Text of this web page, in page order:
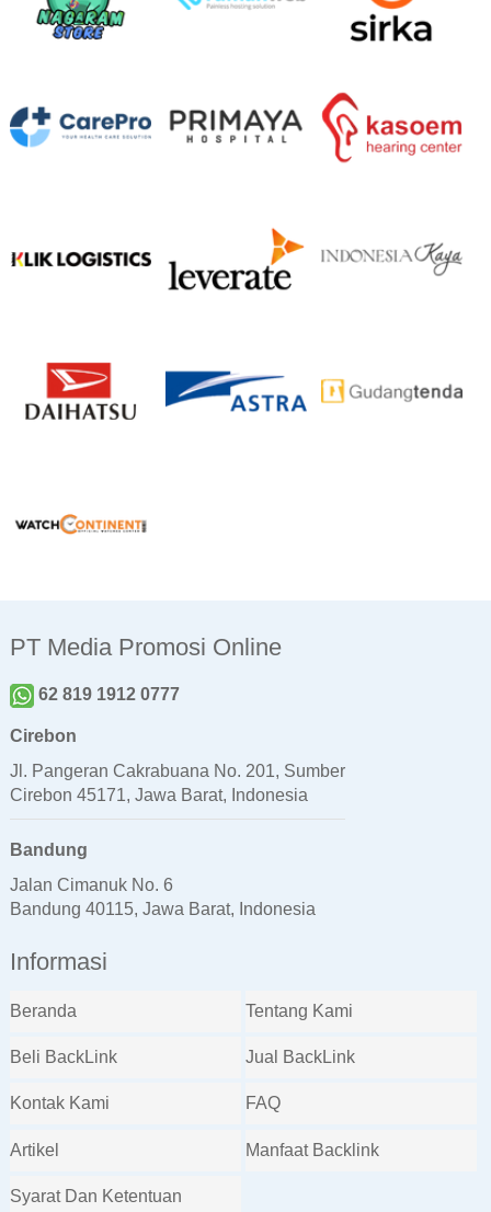
PT Media Promosi Online
62 819 1912 0777
Cirebon
Jl. Pangeran Cakrabuana No. 201, Sumber
Cirebon 45171, Jawa Barat, Indonesia
Bandung
Jalan Cimanuk No. 6
Bandung 40115, Jawa Barat, Indonesia
Informasi
Beranda Tentang Kami
Beli BackLink Jual BackLink
Kontak Kami FAQ
Artikel Manfaat Backlink
Syarat Dan Ketentuan